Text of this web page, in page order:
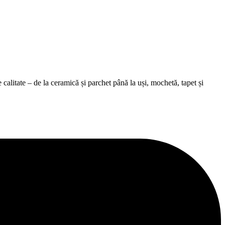
– de la ceramică și parchet până la uși, mochetă, tapet și